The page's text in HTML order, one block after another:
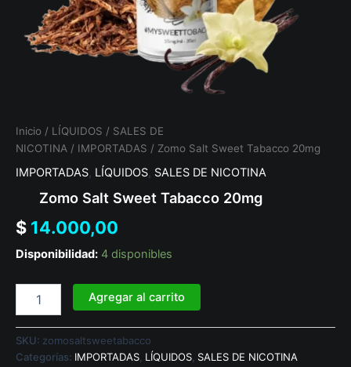
Inicio / LÍQUIDOS / SALES DE
NICOTINA / IMPORTADAS / Zomo Salt Sweet Tabacco 20mg
IMPORTADAS, LÍQUIDOS, SALES DE NICOTINA
Zomo Salt Sweet Tabacco 20mg
$ 14.000,00
Disponibilidad: 4 disponibles
Agregar al carrito
SKU: zomosaltsweetabacco
Categorías: IMPORTADAS LÍQUIDOS SALES DE NICOTINA